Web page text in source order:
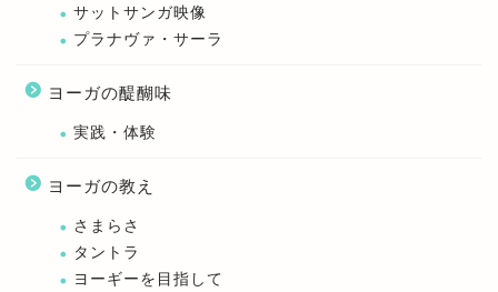
サットサンガ映像
プラナヴァ・サーラ
ヨーガの醍醐味
実践・体験
ヨーガの教え
さまらさ
タントラ
ヨーギーを目指して